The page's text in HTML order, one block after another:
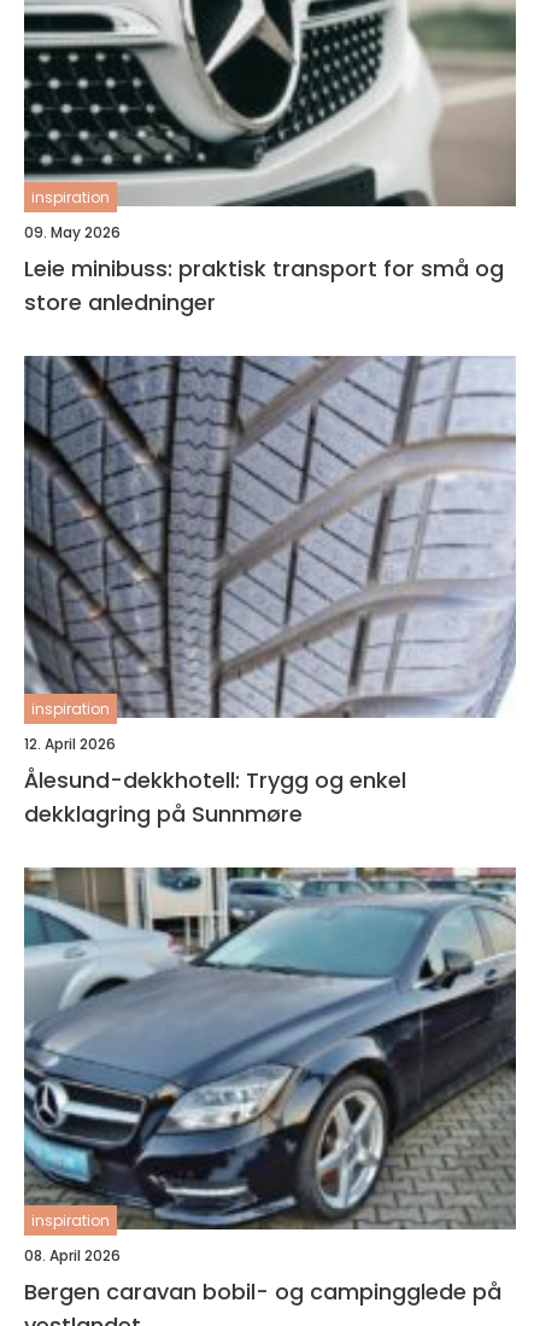
inspiration
09. May 2026
Leie minibuss: praktisk transport for små og
store anledninger
inspiration
12. April 2026
Ålesund-dekkhotell: Trygg og enkel
dekklagring på Sunnmøre
inspiration
08. April 2026
Bergen caravan bobil- og campingglede på